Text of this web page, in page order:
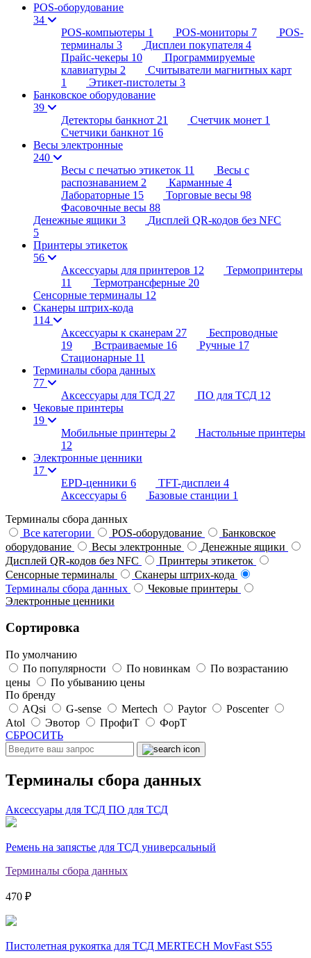
POS-оборудование
34
POS-компьютеры 1 POS-мониторы 7
POS-
терминалы 3 Дисплеи покупателя 4
Прайс-чекеры 10
Программируемые
клавиатуры 2
Считыватели магнитных карт
1
Этикет-пистолеты 3
Банковское оборудование
39
Детекторы банкнот 21 Счетчик монет 1
Счетчики банкнот 16
Весы электронные
240
Весы с печатью этикеток 11
Весы с
распознаванием 2 Карманные 4
Лабораторные 15 Торговые весы 98
Фасовочные весы 88
Денежные ящики 3
Дисплей QR-кодов без NFC
5
Принтеры этикеток
56
Аксессуары для принтеров 12
Термопринтеры
11
Термотрансферные 20
Сенсорные терминалы 12
Сканеры штрих-кода
114
Аксессуары к сканерам 27
Беспроводные
19
Встраиваемые 16 Ручные 17
Стационарные 11
Терминалы сбора данных
77
Аксессуары для ТСД 27 ПО для ТСД 12
Чековые принтеры
19
Мобильные принтеры 2
Настольные принтеры
12
Электронные ценники
17
EPD-ценники 6 TFT-дисплеи 4
Аксессуары 6 Базовые станции 1
Терминалы сбора данных
Все категории
POS-оборудование
Банковское
оборудование
Весы электронные
Денежные ящики
Дисплей QR-кодов без NFC
Принтеры этикеток
Сенсорные терминалы
Сканеры штрих-кода
Терминалы сбора данных
Чековые принтеры
Электронные ценники
Сортировка
По умолчанию
По популярности
По новинкам
По возрастанию
цены
По убыванию цены
По бренду
AQsi
G-sense Mertech Paytor
Poscenter
Atol
Эвотор ПрофиТ
ФорТ
СБРОСИТЬ
Терминалы сбора данных
Аксессуары для ТСД ПО для ТСД
Ремень на запястье для ТСД универсальный
Терминалы сбора данных
470 ₽
Пистолетная рукоятка для ТСД MERTECH MovFast S55